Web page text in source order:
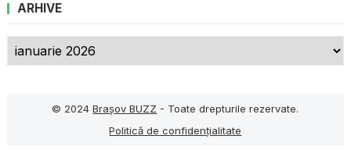
ARHIVE
Arhive
© 2024Brașov BUZZ - Toate drepturile rezervate.
Politică de confidențialitate